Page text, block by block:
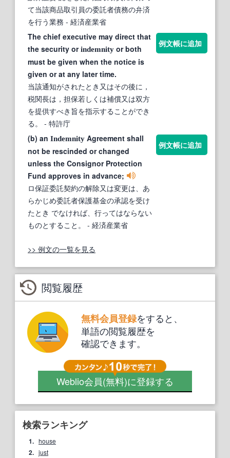
て当該商品取引員の委託者債務の弁済
を行う業務 - 経済産業省
The chief executive may direct that
the security orindemnity or both
must be given when the notice is
given or at any later time.
当該通知がされたとき又はその後に，
税関長は，担保若しくは補償又は双方
を提供すべき旨を指示することができ
る。
- 特許庁
例文帳に追加
(b) an Indemnity Agreement shall
not be rescinded or changed
unless the Consignor Protection
Fund approves in advance;
ロ保証委託契約の解除又は変更は、あ
らかじめ委託者保護基金の承認を受け
たとき でなければ、行ってはならない
ものとすること。
- 経済産業省
例文帳に追加
>> 例文の一覧を見る
閲覧履歴
無料会員登録をすると、
単語の閲覧履歴を
確認できます。
Weblio会員(無料)に登録する
検索ランキング
1. house
2. just